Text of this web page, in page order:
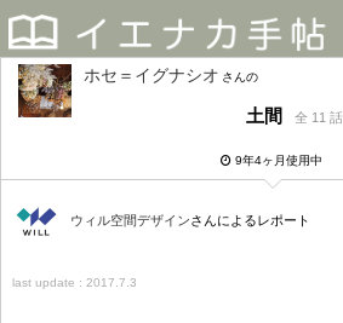
ホセ＝イグナシオ さん
土間 全 11 話
9年4ヶ月使用中
ウィル空間デザインさんによるレポート
last update : 2017.7.3